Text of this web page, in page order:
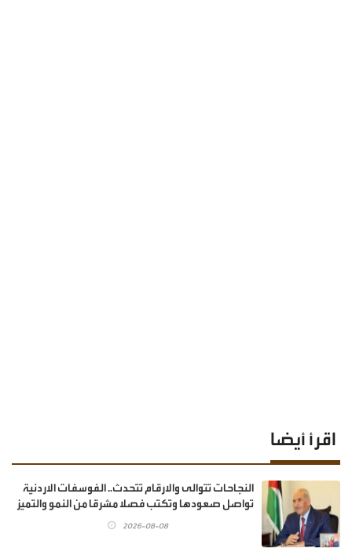
اقرأ أيضا
النجاحات تتوالى والارقام تتحدث.. الفوسفات الاردنية
تواصل صعودها وتكتب فصلا مشرقا من النمو والتميز
2026-08-08